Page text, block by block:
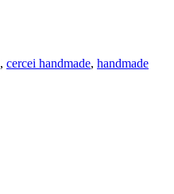
, cercei handmade, handmade